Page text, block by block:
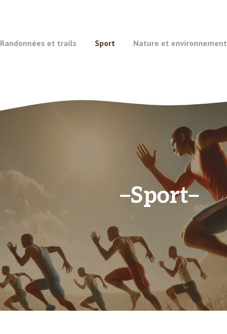
Randonnées et trails Sport Nature et environnement
Sport